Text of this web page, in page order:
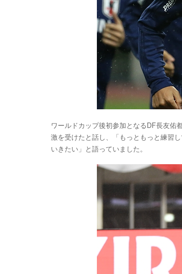
ワールドカップ後初参加となるDF長友佑
激を受けたと話し、「もっともっと練習
いきたい」と語っていました。